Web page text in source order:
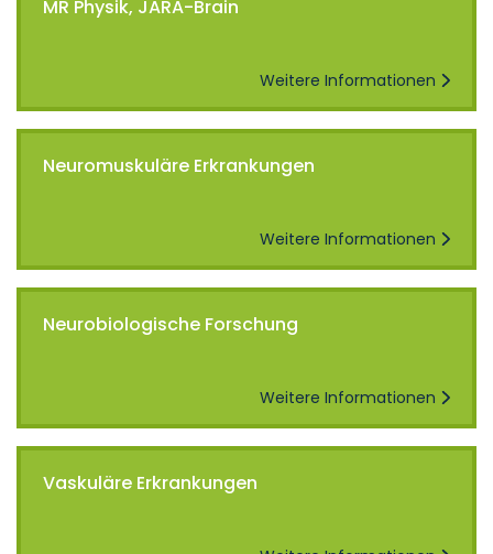
MR Physik, JARA-Brain
Weitere Informationen
Neuromuskuläre Erkrankungen
Weitere Informationen
Neurobiologische Forschung
Weitere Informationen
Vaskuläre Erkrankungen